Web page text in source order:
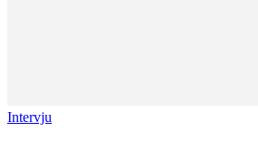
Intervju